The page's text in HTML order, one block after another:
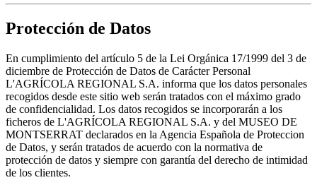
Protección de Datos
En cumplimiento del artículo 5 de la Lei Orgánica 17/1999 del 3 de
diciembre de Protección de Datos de Carácter Personal
L'AGRÍCOLA REGIONAL S.A. informa que los datos personales
recogidos desde este sitio web serán tratados con el máximo grado
de confidencialidad. Los datos recogidos se incorporarán a los
ficheros de L'AGRÍCOLA REGIONAL S.A. y del MUSEO DE
MONTSERRAT declarados en la Agencia Española de Proteccion
de Datos, y serán tratados de acuerdo con la normativa de
protección de datos y siempre con garantía del derecho de intimidad
de los clientes.